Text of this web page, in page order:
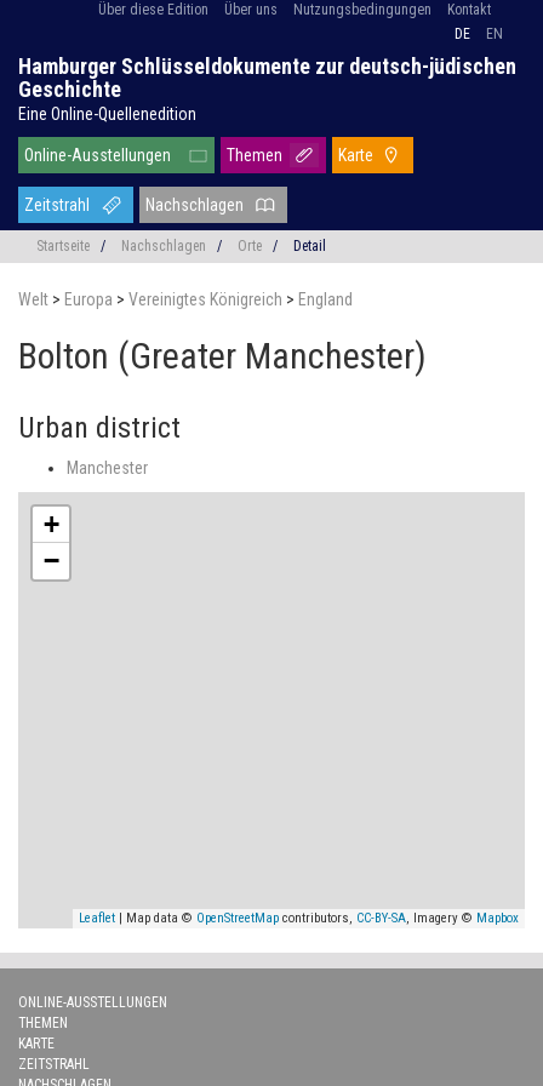
Über diese Edition Über uns Nutzungsbedingungen
Kontakt
DE
EN
Hamburger Schlüsseldokumente zur deutsch-jüdischen
Geschichte
Eine Online-Quellenedition
Online-Ausstellungen Themen Karte
Zeitstrahl Nachschlagen
Startseite / Nachschlagen / Orte / Detail
Welt > Europa > Vereinigtes Königreich > England
Bolton (Greater Manchester)
Urban district
Manchester
+
−
Leaflet | Map data © OpenStreetMap contributors, CC-BY-SA, Imagery © Mapbox
ONLINE-AUSSTELLUNGEN
THEMEN
KARTE
ZEITSTRAHL